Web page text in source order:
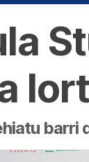
barri